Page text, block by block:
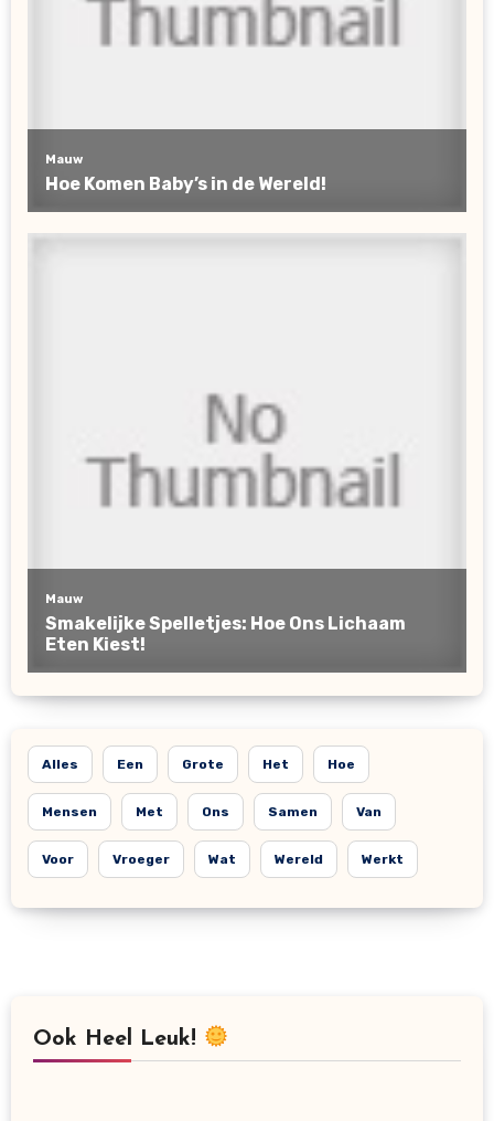
Alles Een Grote Het Hoe
Mensen Met Ons Samen Van
Voor Vroeger Wat Wereld Werkt
Ook Heel Leuk!